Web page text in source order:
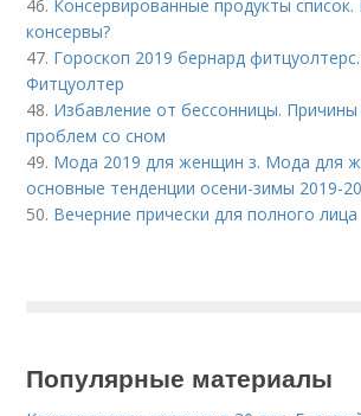
46. Консервированные продукты
консервы?
47. Гороскоп 2019 бернард
Фитцуолтер
48. Избавление от бессонницы. Причины
проблем со сном
49. Мода 2019 для женщин з. Мода для
основные тенденции осени-зимы 2019-
50. Вечерние прически для полного лица
Популярные материалы